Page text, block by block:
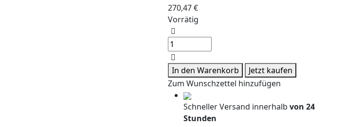
270,47€
Vorrätig
Windschutzscheibe
Frontscheibe
Mercedes
E-
Class
18-
Akustik+Kam+Sensor
Menge
In den Warenkorb
Jetzt kaufen
Zum Wunschzettel hinzufügen
Schneller Versand innerhalb von 24
Stunden